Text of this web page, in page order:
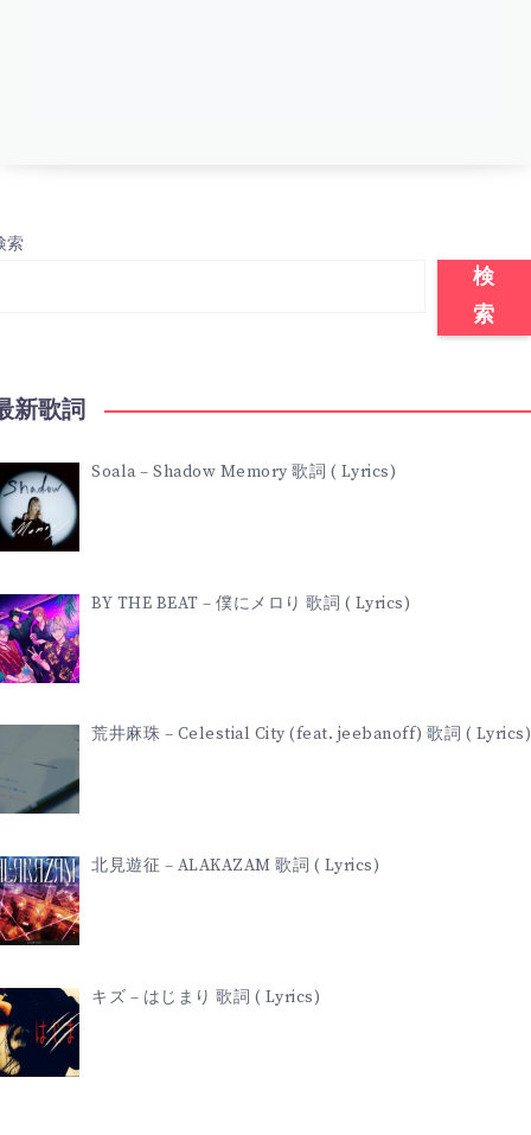
索
検
索
新歌詞
Soala – Shadow Memory 歌詞 ( Lyrics)
BY THE BEAT – 僕にメロり 歌詞 ( Lyrics)
荒井麻珠 – Celestial City (feat. jeebanoff) 歌詞 ( Lyrics)
北見遊征 – ALAKAZAM 歌詞 ( Lyrics)
キズ – はじまり 歌詞 ( Lyrics)